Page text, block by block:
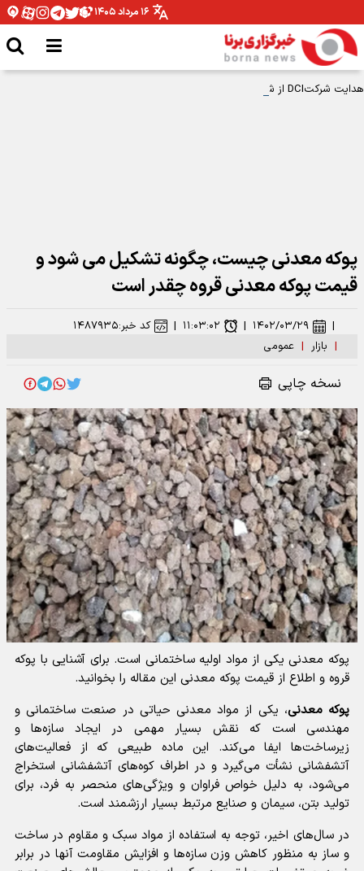
۱۶ مرداد ۱۴۰۵
هدایت شرکتDCI از شرکت‌های گروه توسعه پترو ایران به محمدرضا طهماسبی سپرده
پوکه معدنی چیست، چگونه تشکیل می شود و
قیمت پوکه معدنی قروه چقدر است
| بازار | عمومی
| ۱۴۰۲/۰۳/۲۹ | ۱۱:۰۳:۰۲ | کد خبر:۱۴۸۷۹۳۵
نسخه چاپی
پوکه معدنی یکی از مواد اولیه ساختمانی است. برای آشنایی با پوکه
قروه و اطلاع از قیمت پوکه معدنی این مقاله را بخوانید.
پوکه معدنی، یکی از مواد معدنی حیاتی در صنعت ساختمانی و
مهندسی است که نقش بسیار مهمی در ایجاد سازه‌ها و
زیرساخت‌ها ایفا می‌کند. این ماده طبیعی که از فعالیت‌های
آتشفشانی نشأت می‌گیرد و در اطراف کوه‌های آتشفشانی استخراج
می‌شود، به دلیل خواص فراوان و ویژگی‌های منحصر به فرد، برای
تولید بتن، سیمان و صنایع مرتبط بسیار ارزشمند است.
در سال‌های اخیر، توجه به استفاده از مواد سبک و مقاوم در ساخت
و ساز به منظور کاهش وزن سازه‌ها و افزایش مقاومت آنها در برابر